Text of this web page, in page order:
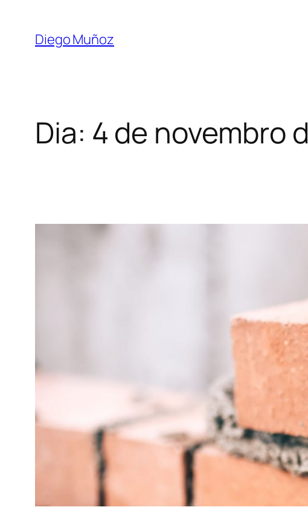
Diego Muñoz
Dia: 4 de novembro